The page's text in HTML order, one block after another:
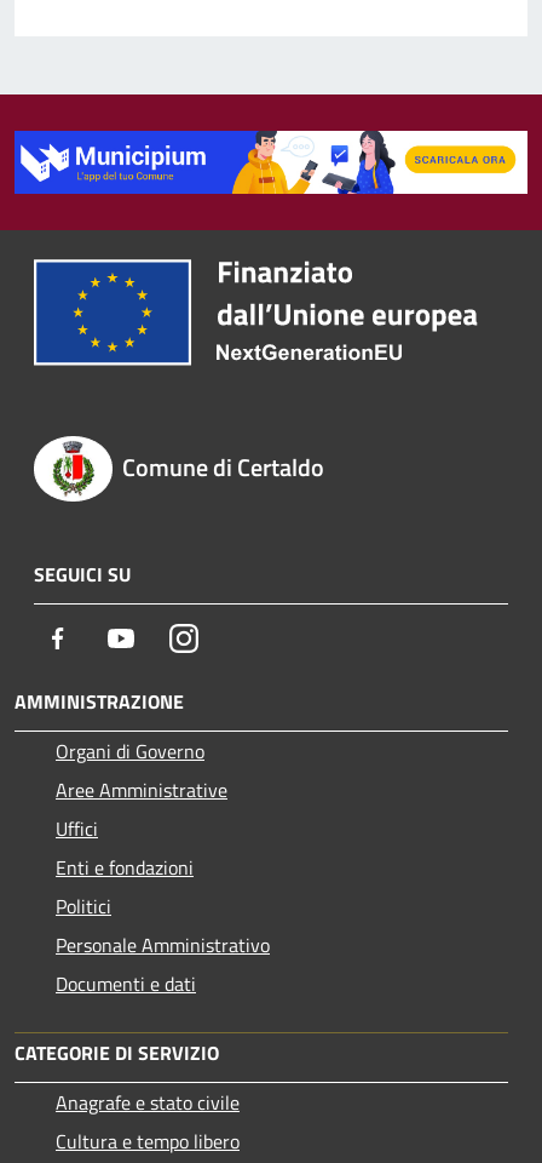
Comune di Certaldo
SEGUICI SU
Facebook YoutubeInstagram
AMMINISTRAZIONE
Organi di Governo
Aree Amministrative
Uffici
Enti e fondazioni
Politici
Personale Amministrativo
Documenti e dati
CATEGORIE DI SERVIZIO
Anagrafe e stato civile
Cultura e tempo libero